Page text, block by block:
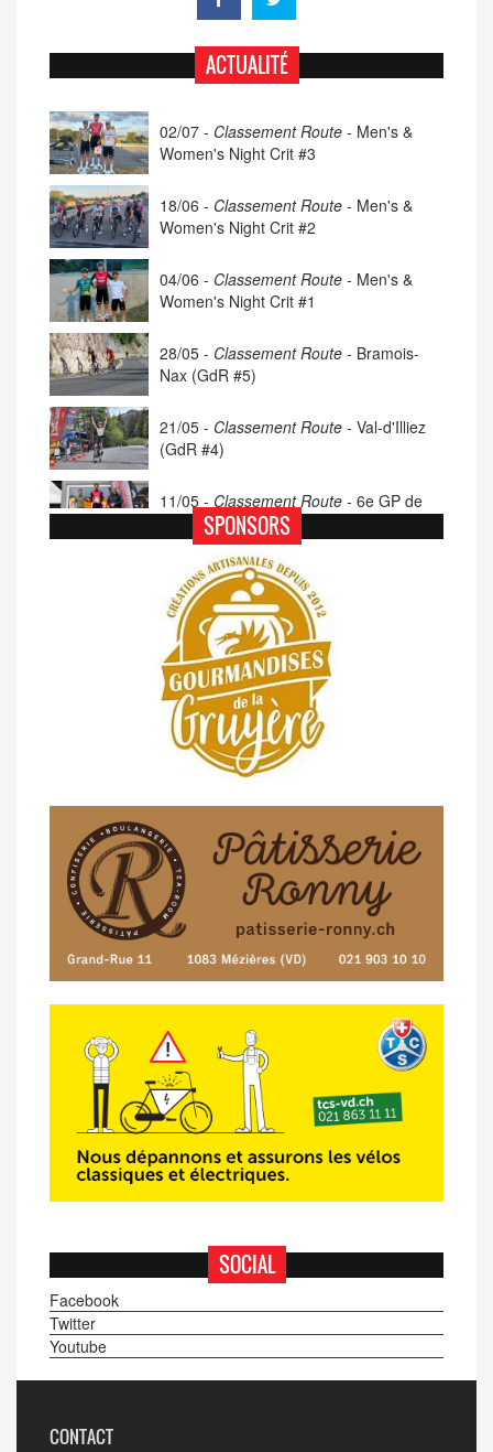
ACTUALITÉ
02/07 - Classement Route - Men's &
Women's Night Crit #3
18/06 - Classement Route - Men's &
Women's Night Crit #2
04/06 - Classement Route - Men's &
Women's Night Crit #1
28/05 - Classement Route - Bramois-
Nax (GdR #5)
21/05 - Classement Route - Val-d'Illiez
(GdR #4)
11/05 - Classement Route - 6e GP de
Porsel (TdC #4)
07/05 -Classement Route -
Pléiades (GdR #3)
23/04 -Classement Route -
Moléson (TdC #3)
14/04 -Photos -Les photos du 5e GP
de Semsales
SPONSORS
SOCIAL
Facebook
Twitter
Youtube
CONTACT